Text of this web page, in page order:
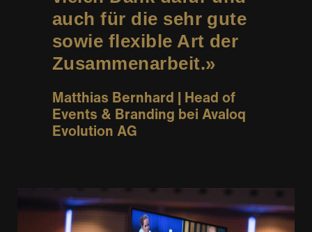
auch für die sehr gute
sowie flexible Art der
Zusammenarbeit.
Matthias Bernhard | Head of
Events & Branding bei Avaloq
Evolution AG